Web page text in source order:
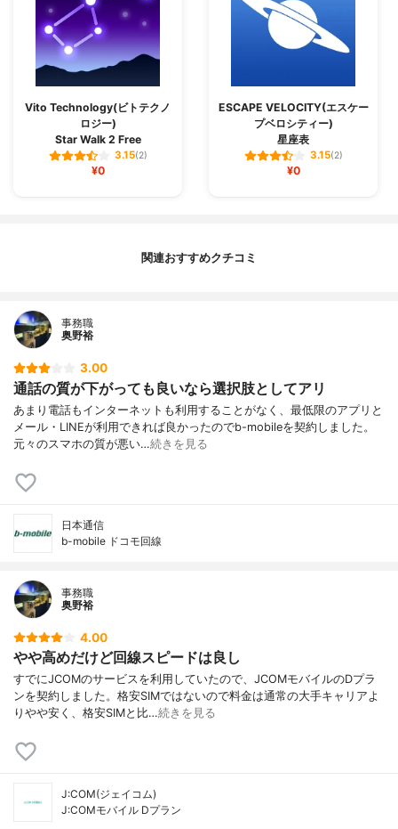
Vito Technology(ビトテクノ
ロジー)
Star Walk 2 Free
3.15(2)
¥0
ESCAPE VELOCITY(エスケー
プベロシティー)
星座‪表‬
3.15(2)
¥0
関連おすすめクチコミ
事務職
奥野裕
3.00
通話の質が下がっても良いなら選択肢としてアリ
あまり電話もインターネットも利用することがなく、最低限のアプリと
メール・LINEが利用できれば良かったのでb-mobileを契約しました。
元々のスマホの質が悪い…続きを見る
日本通信
b-mobile ドコモ回線
事務職
奥野裕
4.00
やや高めだけど回線スピードは良し
すでにJCOMのサービスを利用していたので、JCOMモバイルのDプラ
ンを契約しました。格安SIMではないので料金は通常の大手キャリアよ
りやや安く、格安SIMと比…続きを見る
J:COM(ジェイコム)
J:COMモバイル Dプラン